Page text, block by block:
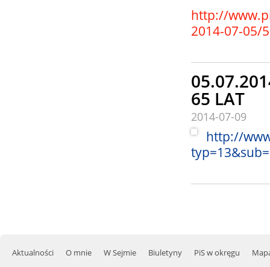
http://
2014-07-05/
65 LAT
2014-07-09
http://
Aktualności O mnie W Sejmie Biuletyny PiS w okręgu